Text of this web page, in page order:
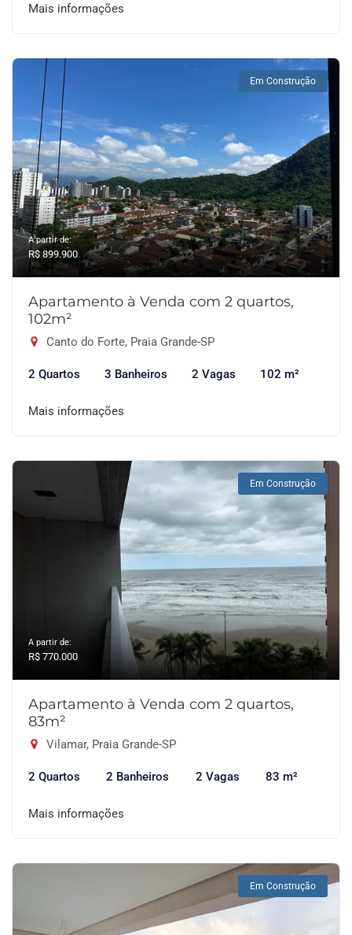
Mais informações
Em Construção
A partir de:
R$ 899.900
Apartamento à Venda com 2 quartos,
102m²
Canto do Forte, Praia Grande-SP
2 Quartos 3 Banheiros 2 Vagas 102 m²
Mais informações
Em Construção
A partir de:
R$ 770.000
Apartamento à Venda com 2 quartos,
83m²
Vilamar, Praia Grande-SP
2 Quartos 2 Banheiros 2 Vagas 83 m²
Mais informações
Em Construção